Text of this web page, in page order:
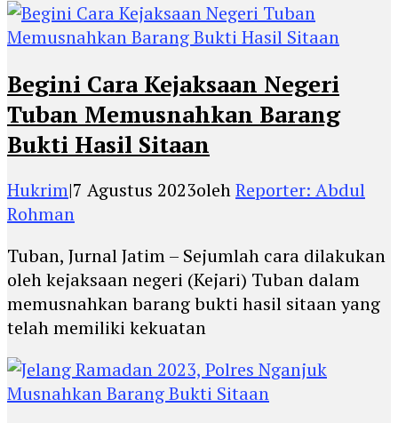
Begini Cara Kejaksaan Negeri
Tuban Memusnahkan Barang
Bukti Hasil Sitaan
Hukrim|7 Agustus 2023olehReporter: Abdul
Rohman
Tuban, Jurnal Jatim – Sejumlah cara dilakukan
oleh kejaksaan negeri (Kejari) Tuban dalam
memusnahkan barang bukti hasil sitaan yang
telah memiliki kekuatan